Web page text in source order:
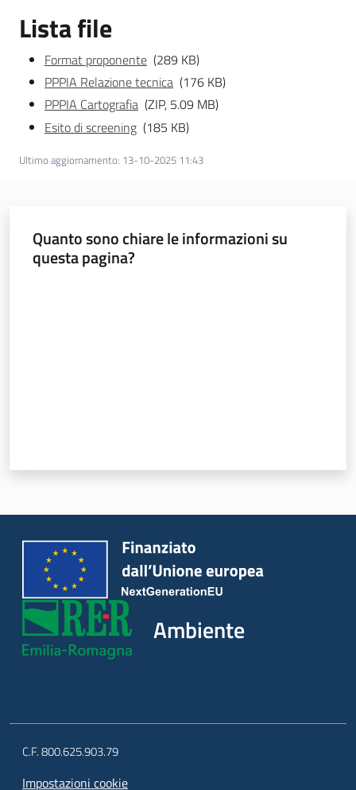
Piani Programmi
Progetti
Lista file
Format proponente (289 KB)
PPPIA Relazione tecnica (176 KB)
PPPIA Cartografia (ZIP, 5.09 MB)
Esito di screening (185 KB)
Ultimo aggiornamento: 13-10-2025 11:43
Quanto sono chiare le informazioni su
questa pagina?
Ambiente
C.F. 800.625.903.79
Impostazioni cookie